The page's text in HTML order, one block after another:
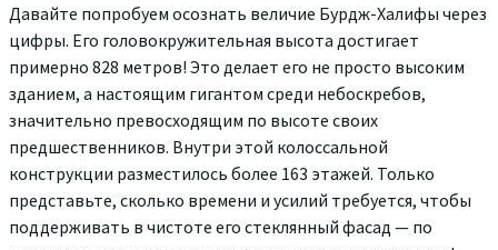
Давайте попробуем осознать величие Бурдж-Халифы через
цифры. Его головокружительная высота достигает
примерно 828 метров! Это делает его не просто высоким
зданием, а настоящим гигантом среди небоскребов,
значительно превосходящим по высоте своих
предшественников. Внутри этой колоссальной
конструкции разместилось более 163 этажей. Только
представьте, сколько времени и усилий требуется, чтобы
поддерживать в чистоте его стеклянный фасад — по